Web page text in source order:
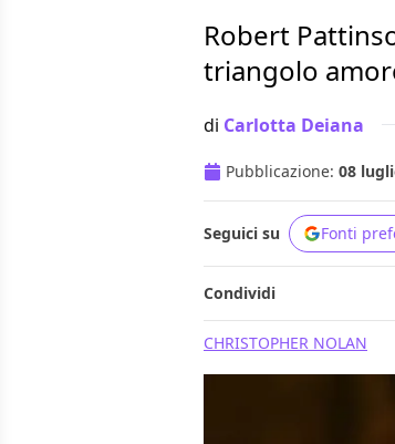
Robert
triangolo
di Carlotta Deiana
Pubblicazione: 08
Seguici su Fonti
Condividi
CHRISTOPHER NOLAN